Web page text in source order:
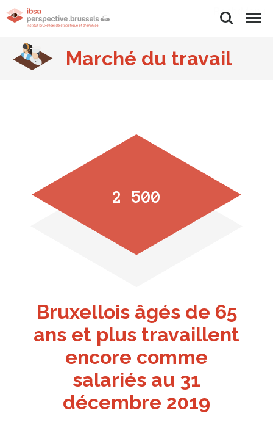
Rechercher
Menu
Marché du travail
2 500
Bruxellois âgés de 65
ans et plus travaillent
encore comme
salariés au 31
décembre 2019